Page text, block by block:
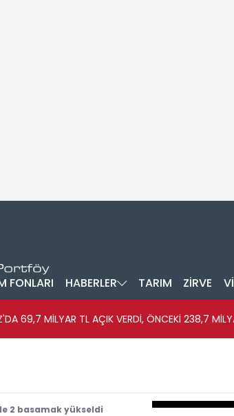
FONLARI HABERLER TARIM ZİRVE
69,7 MİLYAR TL AÇIK VERDİ, ÖNCEKİ 238,7
2 basamak yükseldi